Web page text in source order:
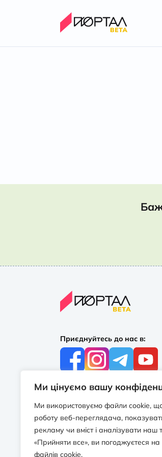
Ми цінуємо вашу
Ми використовуємо файли cookie,
роботу веб-переглядача,
рекламу чи вміст і аналізувати
«Прийняти все», ви погоджуєтеся
файлів cookie.
Приєднуйтесь до нас в:
З усіх питань:
+38 097 244 16 56
info@portalbooks.com.ua
Працюємо в будні з 10:00 до
З приводу співпраці: